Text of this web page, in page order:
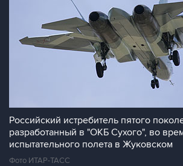
Российский истребитель пятого
разработанный в "ОКБ Сухого", во
испытательного полета в Жуковском
Фото ИТАР-ТАСС